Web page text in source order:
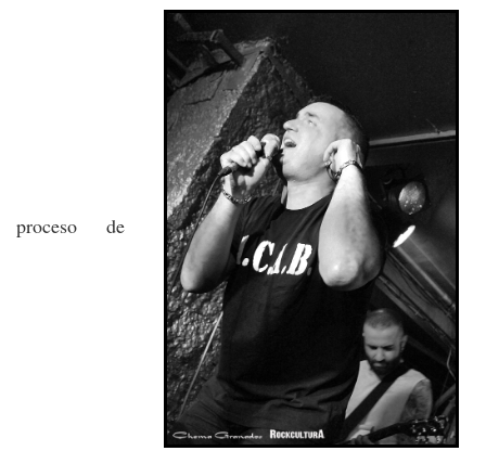
proceso de